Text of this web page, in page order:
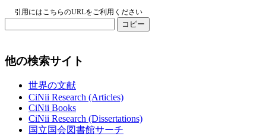
引用にはこちらのURLをご利用ください
コピー
他の検索サイト
世界の文献
CiNii Research (Articles)
CiNii Books
CiNii Research (Dissertations)
国立国会図書館サーチ